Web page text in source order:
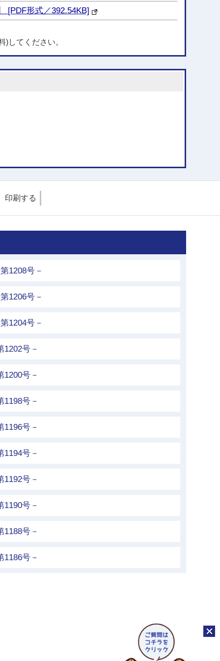
形式／392.54KB]
)してください。
印刷する
1208号－
1206号－
1204号－
1202号－
1200号－
1198号－
1196号－
1194号－
1192号－
1190号－
1188号－
1186号－
チャ